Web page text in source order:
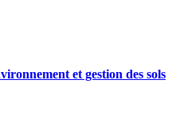
et gestion des sols